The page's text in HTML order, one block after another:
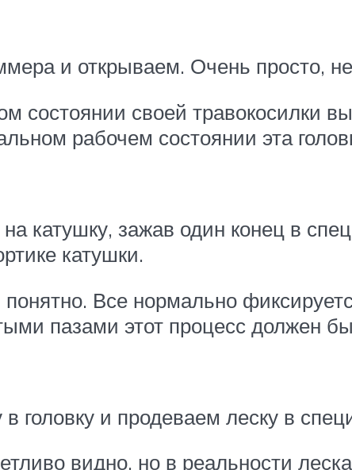
и открываем. Очень просто,
состоянии своей травокосилки вы
рабочем состоянии эта
катушку, зажав один конец в
катушки.
понятно. Все нормально
пазами этот процесс должен
головку и продеваем леску в
видно, но в реальности